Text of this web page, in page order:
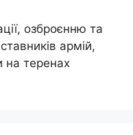
озброєнню та
армій,
на теренах